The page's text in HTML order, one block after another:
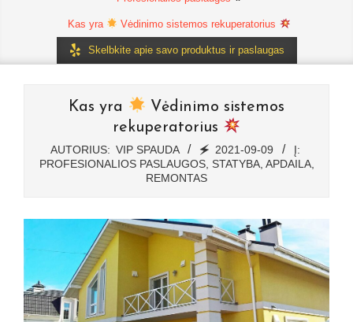
Kas yra Vėdinimo sistemos rekuperatorius
Skelbkite apie savo produktus ir paslaugas
Kas yra
Vėdinimo sistemos
rekuperatorius
AUTORIUS: VIP SPAUDA 🗲 2021-09-09
Į:
PROFESIONALIOS PASLAUGOS, STATYBA, APDAILA,
REMONTAS